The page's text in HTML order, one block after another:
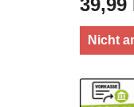
39,99
Nicht